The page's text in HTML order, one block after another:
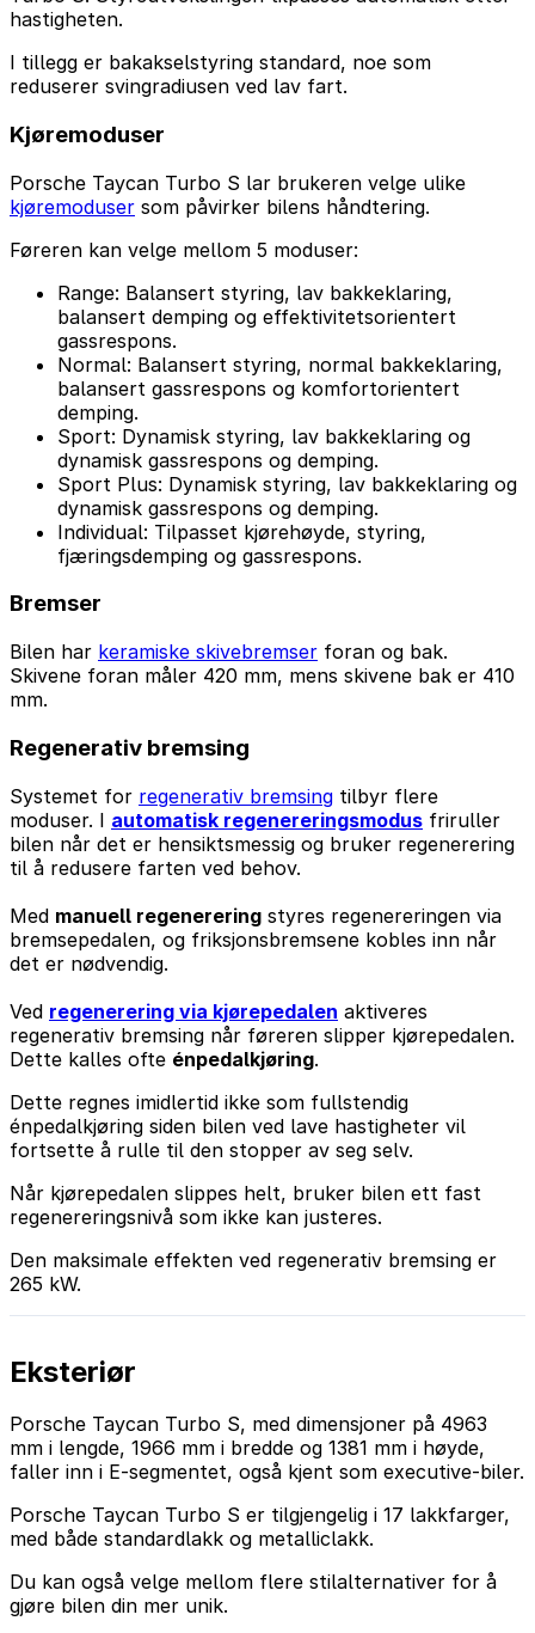
hastigheten.
I tillegg er bakakselstyring standard, noe som
reduserer svingradiusen ved lav fart.
Kjøremoduser
Porsche Taycan Turbo S lar brukeren velge ulike
kjøremoduser som påvirker bilens håndtering.
Føreren kan velge mellom 5 moduser:
Range: Balansert styring, lav bakkeklaring,
balansert demping og effektivitetsorientert
gassrespons.
Normal: Balansert styring, normal bakkeklaring,
balansert gassrespons og komfortorientert
demping.
Sport: Dynamisk styring, lav bakkeklaring og
dynamisk gassrespons og demping.
Sport Plus: Dynamisk styring, lav bakkeklaring og
dynamisk gassrespons og demping.
Individual: Tilpasset kjørehøyde, styring,
fjæringsdemping og gassrespons.
Bremser
Bilen har keramiske skivebremser foran og bak.
Skivene foran måler 420 mm, mens skivene bak er 410
mm.
Regenerativ bremsing
Systemet for regenerativ bremsing tilbyr flere
moduser. I automatisk regenereringsmodus friruller
bilen når det er hensiktsmessig og bruker regenerering
til å redusere farten ved behov.
Med manuell regenerering styres regenereringen via
bremsepedalen, og friksjonsbremsene kobles inn når
det er nødvendig.
Ved regenerering via kjørepedalen aktiveres
regenerativ bremsing når føreren slipper kjørepedalen.
Dette kalles ofte énpedalkjøring.
Dette regnes imidlertid ikke som fullstendig
énpedalkjøring siden bilen ved lave hastigheter vil
fortsette å rulle til den stopper av seg selv.
Når kjørepedalen slippes helt, bruker bilen ett fast
regenereringsnivå som ikke kan justeres.
Den maksimale effekten ved regenerativ bremsing er
265 kW.
Eksteriør
Porsche Taycan Turbo S, med dimensjoner på 4963
mm i lengde, 1966 mm i bredde og 1381 mm i høyde,
faller inn i E-segmentet, også kjent som executive-biler.
Porsche Taycan Turbo S er tilgjengelig i 17 lakkfarger,
med både standardlakk og metalliclakk.
Du kan også velge mellom flere stilalternativer for å
gjøre bilen din mer unik.